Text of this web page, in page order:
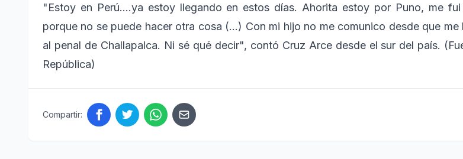
"Estoy en Perú....ya estoy llegando en estos días. Ahorita estoy por Puno, me
porque no se puede hacer otra cosa (...) Con mi hijo no me comunico desde que me
al penal de Challapalca. Ni sé qué decir", contó Cruz Arce desde el sur del país.
República)
Compartir: